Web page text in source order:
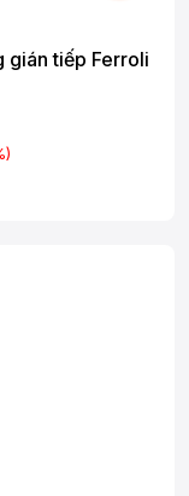
gián tiếp Ferroli